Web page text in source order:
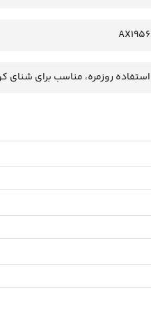
AX1956
استفاده روزمره، مناسب برای شنای